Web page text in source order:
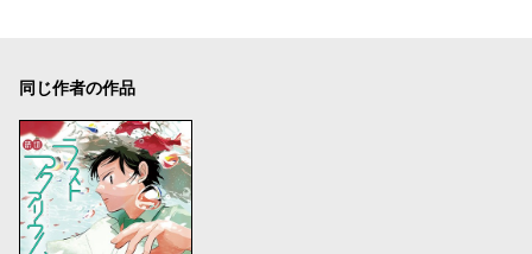
同じ作者の作品